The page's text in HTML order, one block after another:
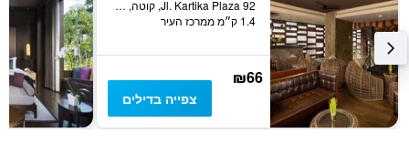
Jl. Kartika Plaza 92, קוטה, אינדונזיה
1.4 ק״מ ממרכז העיר
₪66
צפייה בדילים